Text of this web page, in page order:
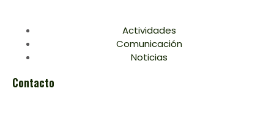
Actividades
Comunicación
Noticias
Contacto